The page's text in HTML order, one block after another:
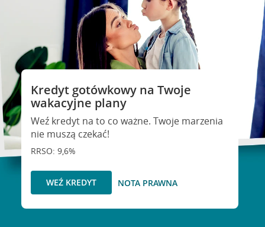
Kredyt gotówkowy na Twoje
wakacyjne plany
Weź kredyt na to co ważne. Twoje marzenia
nie muszą czekać!
RRSO: 9,6%
WEŹ KREDYT NOTA PRAWNA